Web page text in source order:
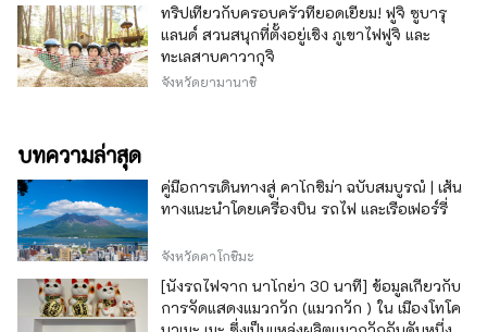
ทริปเที่ยวกับครอบครัวที่ยอดเยี่ยม! ฟูจิ ซูบารุ
แลนด์ สวนสนุกที่ตั้งอยู่เชิง ภูเขาไฟฟูจิ และ
ทะเลสาบคาวากุจิ
จังหวัดยามานาชิ
บทความล่าสุด
คู่มือการเดินทางสู่ คาโกชิม่า ฉบับสมบูรณ์ | เส้น
ทางแนะนำโดยเครื่องบิน รถไฟ และเรือเฟอร์รี่
จังหวัดคาโกชิมะ
[นั่งรถไฟจาก นาโกย่า 30 นาที] ข้อมูลเกี่ยวกับ
การจัดแสดงแมวกวัก (แมวกวัก ) ใน เมืองโทโค